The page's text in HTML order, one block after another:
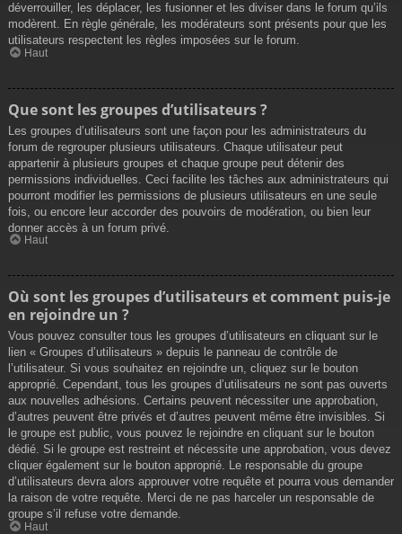
déverrouiller, les déplacer, les fusionner et les diviser dans le forum qu’ils
modèrent. En règle générale, les modérateurs sont présents pour que les
utilisateurs respectent les règles imposées sur le forum.
Haut
Que sont les groupes d’utilisateurs ?
Les groupes d’utilisateurs sont une façon pour les administrateurs du
forum de regrouper plusieurs utilisateurs. Chaque utilisateur peut
appartenir à plusieurs groupes et chaque groupe peut détenir des
permissions individuelles. Ceci facilite les tâches aux administrateurs qui
pourront modifier les permissions de plusieurs utilisateurs en une seule
fois, ou encore leur accorder des pouvoirs de modération, ou bien leur
donner accès à un forum privé.
Haut
Où sont les groupes d’utilisateurs et comment puis-je
en rejoindre un ?
Vous pouvez consulter tous les groupes d’utilisateurs en cliquant sur le
lien « Groupes d’utilisateurs » depuis le panneau de contrôle de
l’utilisateur. Si vous souhaitez en rejoindre un, cliquez sur le bouton
approprié. Cependant, tous les groupes d’utilisateurs ne sont pas ouverts
aux nouvelles adhésions. Certains peuvent nécessiter une approbation,
d’autres peuvent être privés et d’autres peuvent même être invisibles. Si
le groupe est public, vous pouvez le rejoindre en cliquant sur le bouton
dédié. Si le groupe est restreint et nécessite une approbation, vous devez
cliquer également sur le bouton approprié. Le responsable du groupe
d’utilisateurs devra alors approuver votre requête et pourra vous demander
la raison de votre requête. Merci de ne pas harceler un responsable de
groupe s’il refuse votre demande.
Haut